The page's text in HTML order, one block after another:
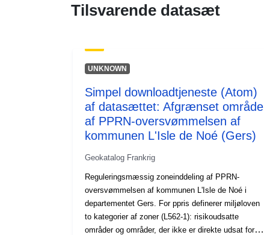
Tilsvarende datasæt
UNKNOWN
Simpel downloadtjeneste (Atom)
af datasættet: Afgrænset område
af PPRN-oversvømmelsen af
kommunen L'Isle de Noé (Gers)
Geokatalog Frankrig
Reguleringsmæssig zoneinddeling af PPRN-
oversvømmelsen af kommunen L'Isle de Noé i
departementet Gers. For ppris definerer miljøloven
to kategorier af zoner (L562-1): risikoudsatte
områder og områder, der ikke er direkte udsat for